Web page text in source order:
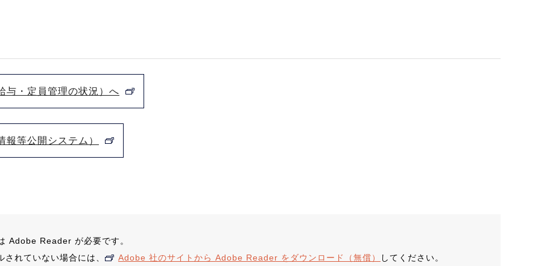
与・定員管理の状況）へ
等公開システム）
Adobe Reader が必要です。
れていない場合には、
Adobe 社のサイトから Adobe Reader をダウンロード（無償） してください。